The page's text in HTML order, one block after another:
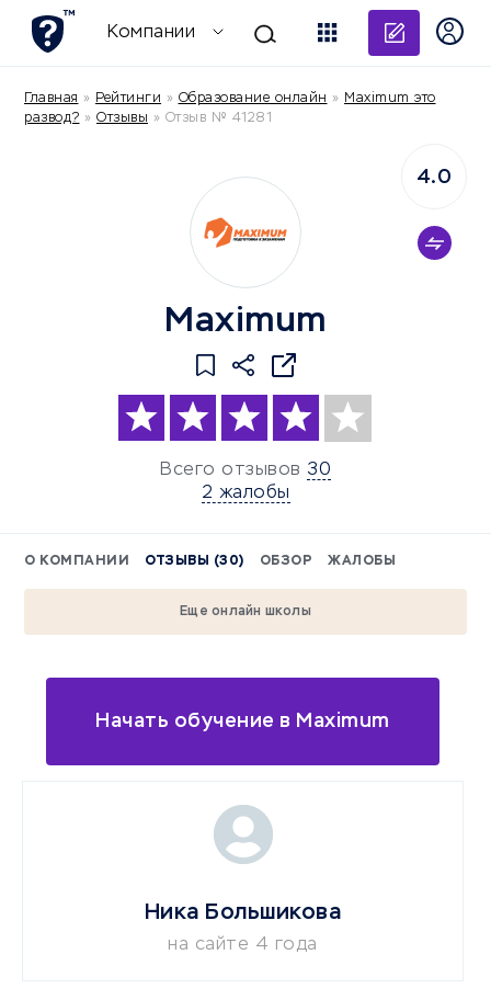
Компании
Главная » Рейтинги » Образование онлайн » Maximum это
развод? » Отзывы » Отзыв № 41281
Maximum
Всего отзывов 30
2 жалобы
4.0
О КОМПАНИИ ОТЗЫВЫ (30) ОБЗОР ЖАЛОБЫ
Еще онлайн школы
Начать обучение в Maximum
Ника Большикова
на сайте 4 года